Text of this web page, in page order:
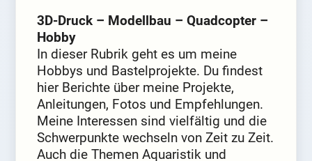
3D-Druck – Modellbau – Quadcopter –
Hobby
In dieser Rubrik geht es um meine
Hobbys und Bastelprojekte. Du findest
hier Berichte über meine Projekte,
Anleitungen, Fotos und Empfehlungen.
Meine Interessen sind vielfältig und die
Schwerpunkte wechseln von Zeit zu Zeit.
Auch die Themen Aquaristik und